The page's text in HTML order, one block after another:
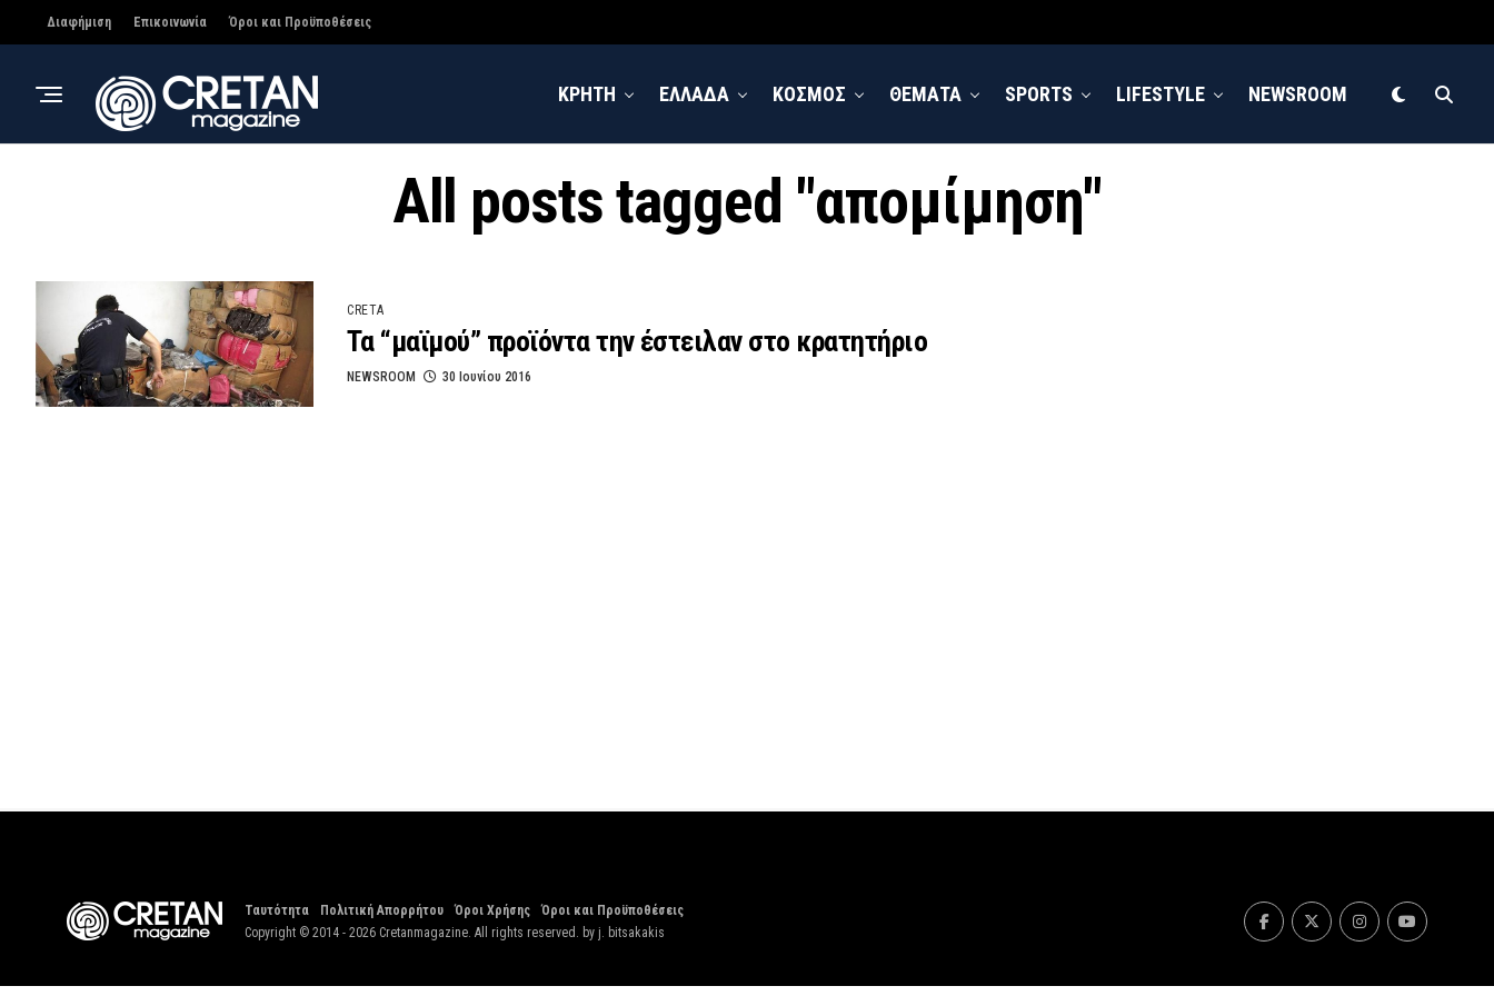
Διαφήμιση Επικοινωνία Όροι και Προϋποθέσεις
ΚΡΗΤΗ ΕΛΛΑΔΑ ΚΟΣΜΟΣ ΘΕΜΑΤΑ SPORTS LIFESTYLE NEWSROOM
All posts tagged "απομίμηση"
CRETA
Τα “μαϊμού” προϊόντα την έστειλαν στο κρατητήριο
NEWSROOM 30 Ιουνίου 2016
Ταυτότητα Πολιτική Απορρήτου Όροι Χρήσης
Όροι και Προϋποθέσεις
Copyright © 2014 - 2026 Cretanmagazine. All rights reserved. by j. bitsakakis